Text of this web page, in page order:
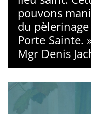
pouvons
du
Porte Sainte.
Mgr Denis